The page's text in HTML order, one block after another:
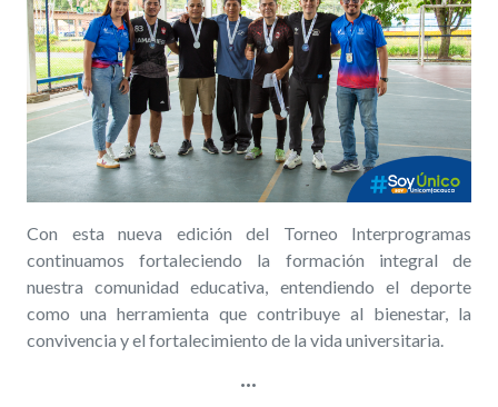
Con esta nueva edición del Torneo Interprogramas
continuamos fortaleciendo la formación integral de
nuestra comunidad educativa, entendiendo el deporte
como una herramienta que contribuye al bienestar, la
convivencia y el fortalecimiento de la vida universitaria.